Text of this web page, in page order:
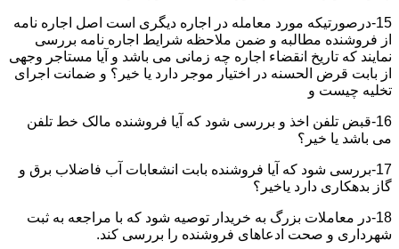
15-درصورتیکه مورد معامله در اجاره دیگری است اصل اجاره نامه
از فروشنده مطالبه و ضمن ملاحظه شرایط اجاره نامه بررسی
نمایند که تاریخ انقضاء اجاره چه زمانی می باشد و آیا مستاجر وجهی
از بابت قرض الحسنه در اختیار موجر دارد یا خیر؟ و ضمانت اجرای
تخلیه چیست و
16-قبض تلفن اخذ و بررسی شود که آیا فروشنده مالک خط تلفن
می باشد یا خیر؟
17-بررسی شود که آیا فروشنده بابت انشعابات آب فاضلاب برق و
گاز بدهکاری دارد یاخیر؟
18-در معاملات بزرگ به خریدار توصیه شود که با مراجعه به ثبت
شهرداری و صحت ادعاهای فروشنده را بررسی کند.